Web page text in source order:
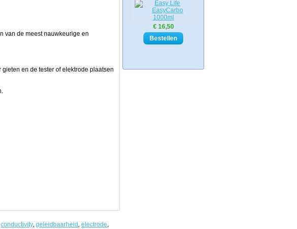
€ 16,50
van de meest nauwkeurige en
en de tester of elektrode plaatsen
conductivity, geleidbaarheid , electrode,